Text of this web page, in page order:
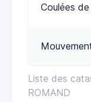
Liste des
ROMAND
Coulées